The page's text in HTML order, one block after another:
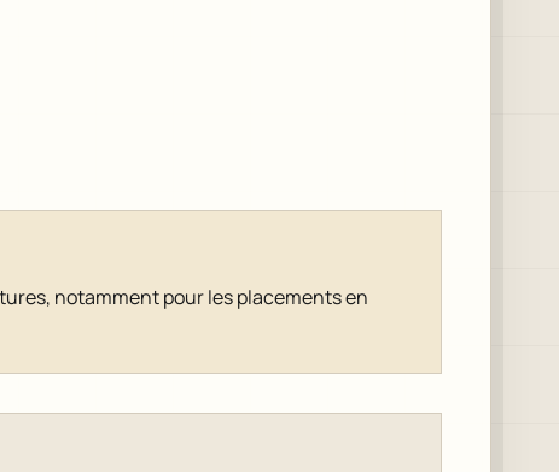
notamment pour les placements en